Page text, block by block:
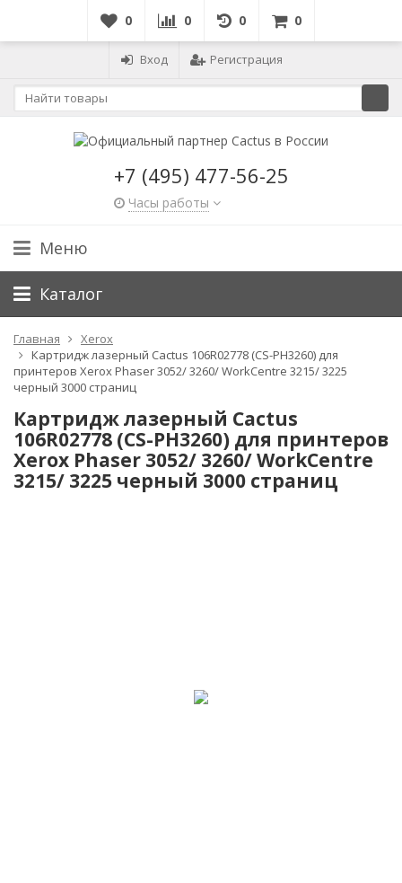
0 0 0 0
Вход Регистрация
+7 (495) 477-56-25
Часы работы
Меню
Каталог
Главная
Xerox
Картридж лазерный Cactus 106R02778 (CS-PH3260) для
принтеров Xerox Phaser 3052/ 3260/ WorkCentre 3215/ 3225
черный 3000 страниц
Картридж лазерный Cactus
106R02778 (CS-PH3260) для принтеров
Xerox Phaser 3052/ 3260/ WorkCentre
3215/ 3225 черный 3000 страниц